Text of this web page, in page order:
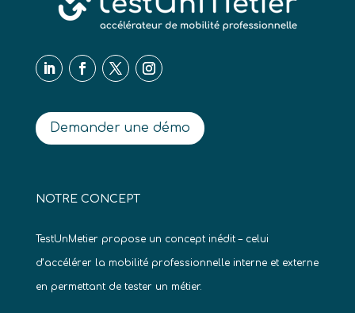
Demander une démo
NOTRE CONCEPT
TestUnMetier propose un concept inédit – celui
d’accélérer la mobilité professionnelle interne et externe
en permettant de tester un métier.